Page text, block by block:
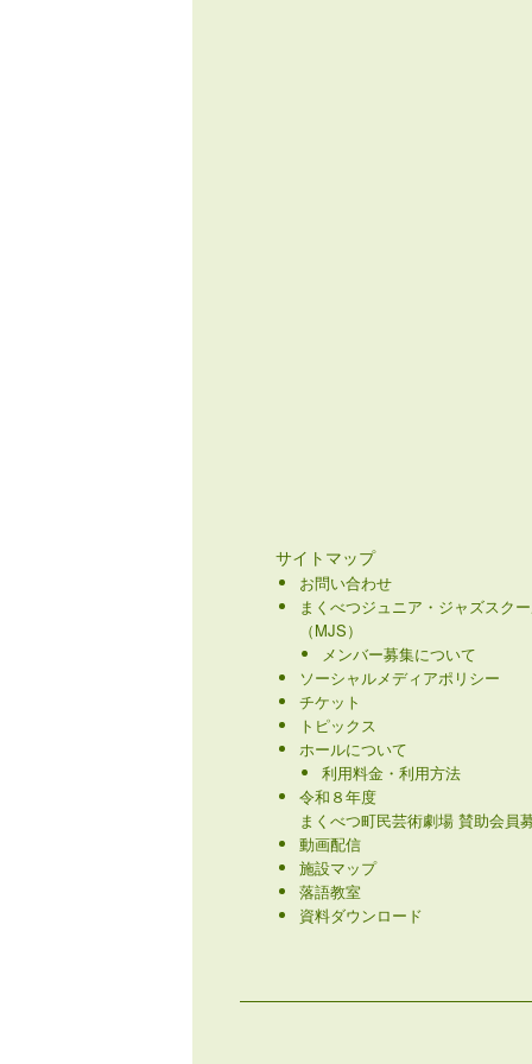
サイトマップ
お問い合わせ
まくべつジュニア・ジャズスク
（MJS）
メンバー募集について
ソーシャルメディアポリシー
チケット
トピックス
ホールについて
利用料金・利用方法
令和８年度
まくべつ町民芸術劇場 賛助会員
動画配信
施設マップ
落語教室
資料ダウンロード